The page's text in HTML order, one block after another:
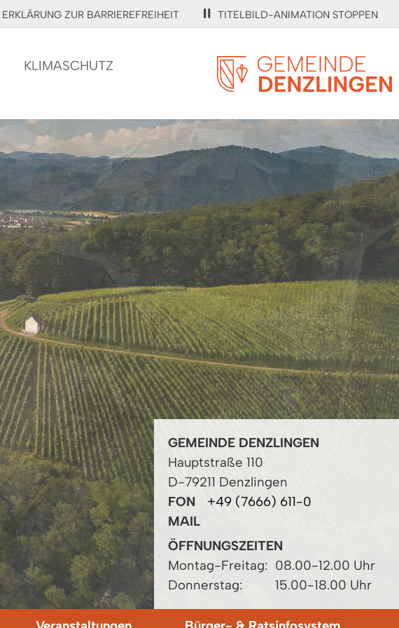
ERKLÄRUNG ZUR BARRIEREFREIHEIT TITELBILD-ANIMATION STOPPEN
KLIMASCHUTZ
GEMEINDE DENZLINGEN
Hauptstraße 110
D-79211 Denzlingen
FON
+49 (7666) 611-0
MAIL
ÖFFNUNGSZEITEN
Montag-Freitag: 08.00-12.00 Uhr
Donnerstag:
15.00-18.00 Uhr